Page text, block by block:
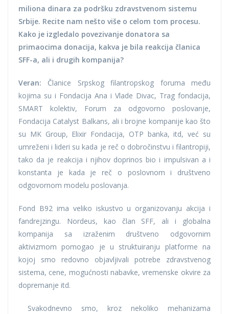
miliona dinara za podršku zdravstvenom sistemu
Srbije. Recite nam nešto više o celom tom procesu.
Kako je izgledalo povezivanje donatora sa
primaocima donacija, kakva je bila reakcija članica
SFF-a, ali i drugih kompanija?
Veran: Članice Srpskog filantropskog foruma među
kojima su i Fondacija Ana i Vlade Divac, Trag fondacija,
SMART kolektiv, Forum za odgovorno poslovanje,
Fondacija Catalyst Balkans, ali i brojne kompanije kao što
su MK Group, Elixir Fondacija, OTP banka, itd, već su
umreženi i lideri su kada je reč o dobročinstvu i filantropiji,
tako da je reakcija i njihov doprinos bio i impulsivan a i
konstanta je kada je reč o poslovnom i društveno
odgovornom modelu poslovanja.
Fond B92 ima veliko iskustvo u organizovanju akcija i
fandrejzingu. Nordeus, kao član SFF, ali i globalna
kompanija sa izraženim društveno odgovornim
aktivizmom pomogao je u struktuiranju platforme na
kojoj smo redovno objavljivali potrebe zdravstvenog
sistema, cene, mogućnosti nabavke, vremenske okvire za
dopremanje itd.
Svakodnevno smo, kroz nekoliko mehanizama